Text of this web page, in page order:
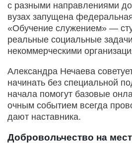
с разными направлениями
вузах запущена
«Обучение служением» —
реальные социальные
некоммерческими
Александра Нечаева
начинать без специальной
начала помогут базовые
очным событием всегда
дают наставника.
Добровольчество на